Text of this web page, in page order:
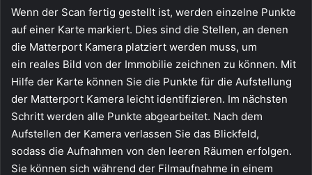
Wenn der Scan fertig gestellt ist, werden einzelne Punkte
auf einer Karte markiert. Dies sind die Stellen, an denen
die Matterport Kamera platziert werden muss, um
ein reales Bild von der Immobilie zeichnen zu können. Mit
Hilfe der Karte können Sie die Punkte für die Aufstellung
der Matterport Kamera leicht identifizieren. Im nächsten
Schritt werden alle Punkte abgearbeitet. Nach dem
Aufstellen der Kamera verlassen Sie das Blickfeld,
sodass die Aufnahmen von den leeren Räumen erfolgen.
Sie können sich während der Filmaufnahme in einem